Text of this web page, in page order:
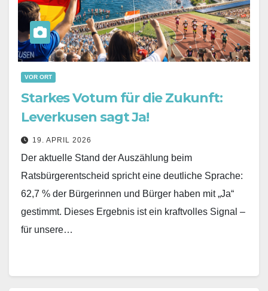
VOR ORT
Starkes Votum für die Zukunft:
Leverkusen sagt Ja!
19. APRIL 2026
Der aktuelle Stand der Auszählung beim
Ratsbürgerentscheid spricht eine deutliche Sprache:
62,7 % der Bürgerinnen und Bürger haben mit „Ja“
gestimmt. Dieses Ergebnis ist ein kraftvolles Signal –
für unsere…